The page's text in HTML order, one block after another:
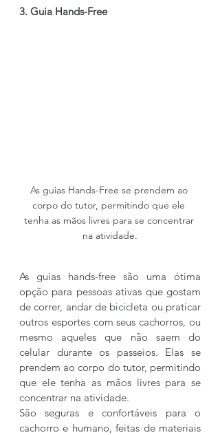
3. Guia Hands-Free
As guias Hands-Free se prendem ao
corpo do tutor, permitindo que ele
tenha as mãos livres para se concentrar
na atividade.
As guias hands-free são uma ótima
opção para pessoas ativas que gostam
de correr, andar de bicicleta ou praticar
outros esportes com seus cachorros, ou
mesmo aqueles que não saem do
celular durante os passeios. Elas se
prendem ao corpo do tutor, permitindo
que ele tenha as mãos livres para se
concentrar na atividade.
São seguras e confortáveis para o
cachorro e humano, feitas de materiais